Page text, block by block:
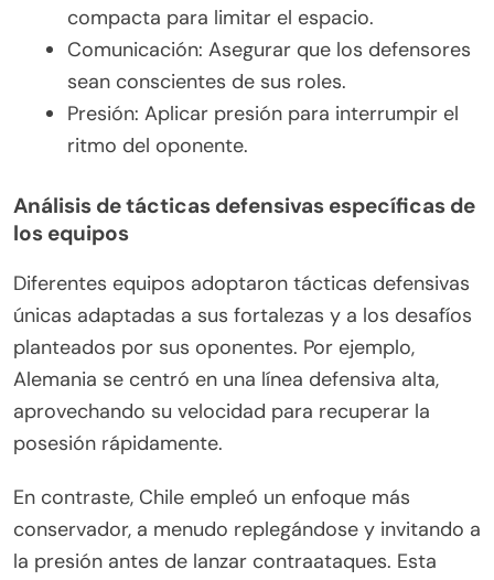
compacta para limitar el espacio.
Comunicación: Asegurar que los defensores
sean conscientes de sus roles.
Presión: Aplicar presión para interrumpir el
ritmo del oponente.
Análisis de tácticas defensivas específicas de
los equipos
Diferentes equipos adoptaron tácticas defensivas
únicas adaptadas a sus fortalezas y a los desafíos
planteados por sus oponentes. Por ejemplo,
Alemania se centró en una línea defensiva alta,
aprovechando su velocidad para recuperar la
posesión rápidamente.
En contraste, Chile empleó un enfoque más
conservador, a menudo replegándose y invitando a
la presión antes de lanzar contraataques. Esta